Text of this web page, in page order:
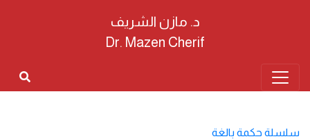
د. مازن الشريف
Dr. Mazen Cherif
سلسلة حكمة بالغة